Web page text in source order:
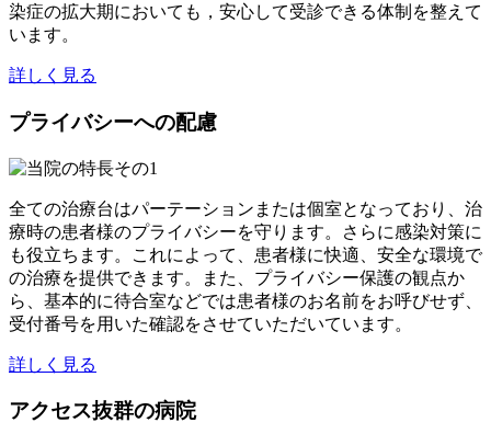
染症の拡大期においても，安心して受診できる体制を整えて
います。
詳しく見る
プライバシーへの配慮
全ての治療台はパーテーションまたは個室となっており、治
療時の患者様のプライバシーを守ります。さらに感染対策に
も役立ちます。これによって、患者様に快適、安全な環境で
の治療を提供できます。また、プライバシー保護の観点か
ら、基本的に待合室などでは患者様のお名前をお呼びせず、
受付番号を用いた確認をさせていただいています。
詳しく見る
アクセス抜群の病院